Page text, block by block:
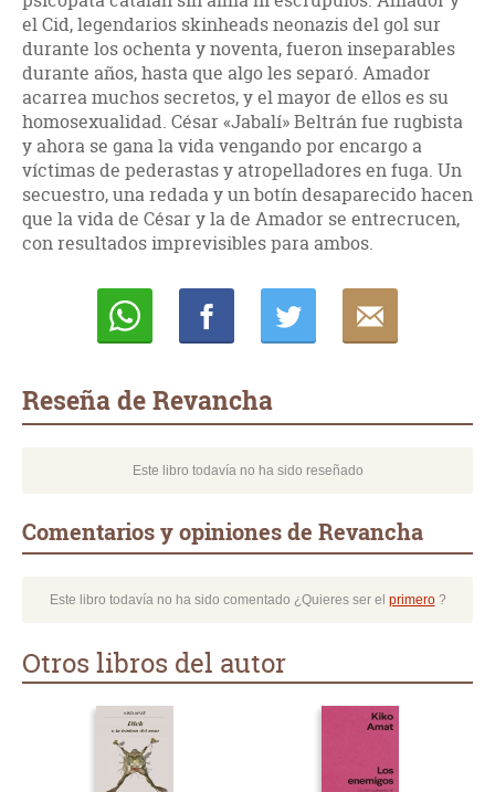
el Cid, legendarios skinheads neonazis del gol sur
durante los ochenta y noventa, fueron inseparables
durante años, hasta que algo les separó. Amador
acarrea muchos secretos, y el mayor de ellos es su
homosexualidad. César «Jabalí» Beltrán fue rugbista
y ahora se gana la vida vengando por encargo a
víctimas de pederastas y atropelladores en fuga. Un
secuestro, una redada y un botín desapare­cido hacen
que la vida de César y la de Amador se entre­crucen,
con resultados imprevisibles para ambos.
Reseña de Revancha
Este libro todavía no ha sido reseñado
Comentarios y opiniones de Revancha
Este libro todavía no ha sido comentado ¿Quieres ser el primero?
Otros libros del autor